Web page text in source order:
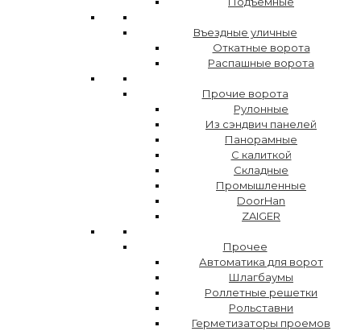
Въездные уличные
Откатные ворота
Распашные ворота
Прочие ворота
Рулонные
Из сэндвич панелей
Панорамные
С калиткой
Складные
Промышленные
DoorHan
ZAIGER
Прочее
Автоматика для ворот
Шлагбаумы
Роллетные решетки
Рольставни
Герметизаторы проемов